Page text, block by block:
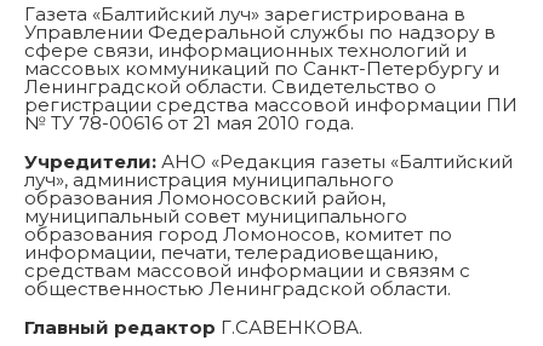
Газета «Балтийский луч» зарегистрирована в
Управлении Федеральной службы по надзору в
сфере связи, информационных технологий и
массовых коммуникаций по Санкт-Петербургу и
Ленинградской области. Свидетельство о
регистрации средства массовой информации ПИ
№ ТУ 78-00616 от 21 мая 2010 года.
Учредители: АНО «Редакция газеты «Балтийский
луч», администрация муниципального
образования Ломоносовский район,
муниципальный совет муниципального
образования город Ломоносов, комитет по
информации, печати, телерадиовещанию,
средствам массовой информации и связям с
общественностью Ленинградской области.
Главный редактор Г.САВЕНКОВА.